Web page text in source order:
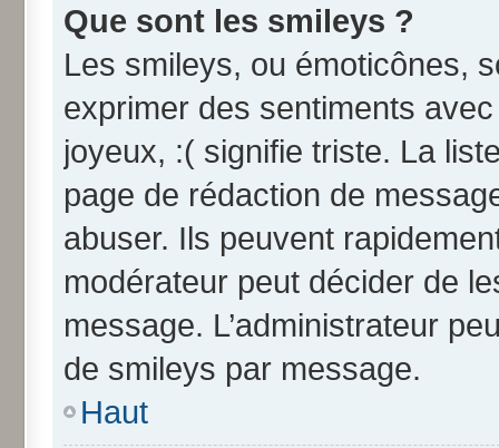
Que sont les smileys ?
Les smileys, ou émoticônes,
exprimer des sentiments
joyeux, :( signifie triste. La
page de rédaction de
abuser. Ils peuvent
modérateur peut décider de
message. L’administrateur
de smileys par message.
Haut